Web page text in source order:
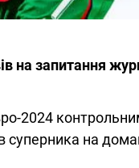
на запитання
2024
на